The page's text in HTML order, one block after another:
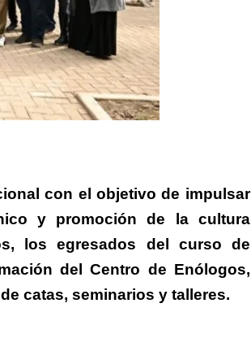
con el objetivo de impulsar
y promoción de la cultura
los egresados del curso de
del Centro de Enólogos,
catas, seminarios y talleres.